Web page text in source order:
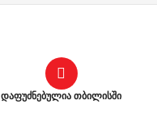
დაფუძნებულია თბილისში